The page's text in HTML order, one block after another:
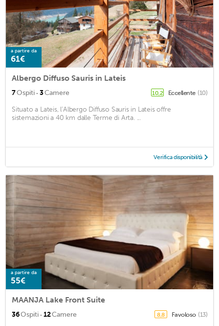
a partire da
61€
Albergo Diffuso Sauris in Lateis
7Ospiti · 3Camere 10,2 Eccellente (10)
Situato a Lateis, l’Albergo Diffuso Sauris in Lateis offre
sistemazioni a 40 km dalle Terme di Arta. ...
Verifica disponibilità
a partire da
55€
MAANJA Lake Front Suite
36Ospiti · 12Camere 8,8 Favoloso (13)